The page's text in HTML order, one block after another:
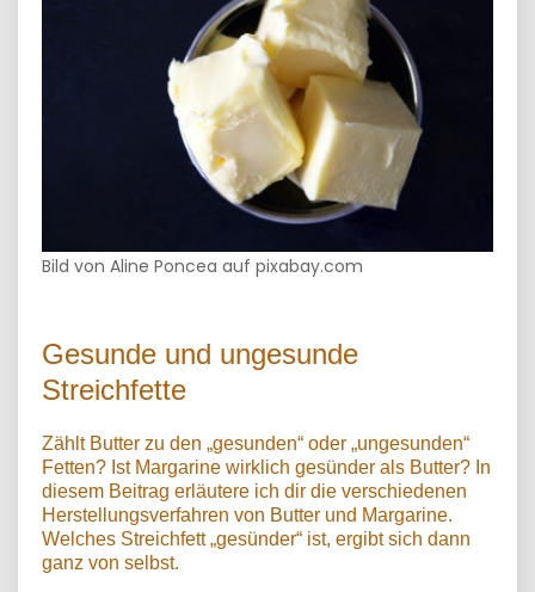
Bild von Aline Poncea auf pixabay.com
Gesunde und ungesunde
Streichfette
Zählt Butter zu den „gesunden“ oder „ungesunden“
Fetten? Ist Margarine wirklich gesünder als Butter? In
diesem Beitrag erläutere ich dir die verschiedenen
Herstellungsverfahren von Butter und Margarine.
Welches Streichfett „gesünder“ ist, ergibt sich dann
ganz von selbst.